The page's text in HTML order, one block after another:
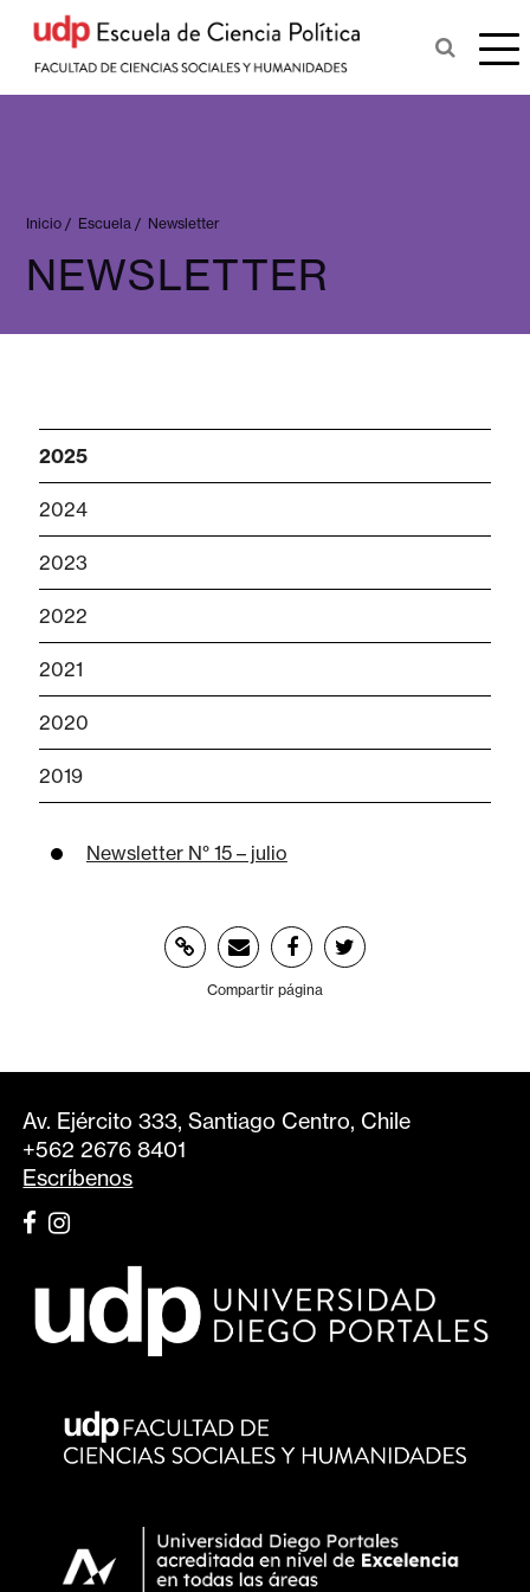
Inicio / Escuela / Newsletter
NEWSLETTER
2025
2024
2023
2022
2021
2020
2019
Newsletter N° 15 – julio
Compartir página
Av. Ejército 333, Santiago Centro, Chile
+562 2676 8401
Escríbenos